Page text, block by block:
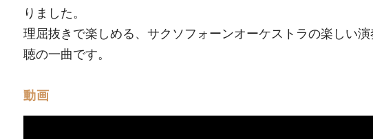
りました。
理屈抜きで楽しめる、サクソフォーンオーケストラの楽しい
聴の一曲です。
動画